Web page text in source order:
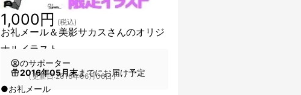
お礼メール＆美影サカスさんのオリジ
ナルイラスト
1,000円 (税込)
のサポーター
2016年05月末までにお届け予定
（更新日:2016年06月06日）
●お礼メール